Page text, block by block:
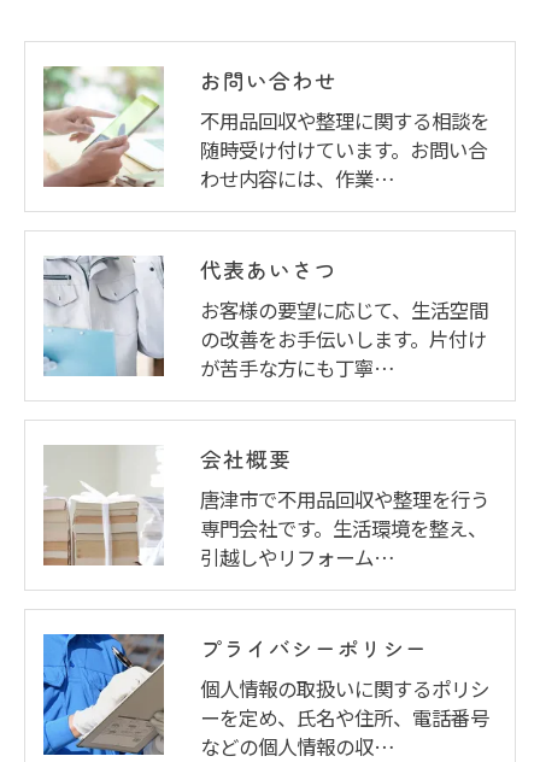
お問い合わせ
不用品回収や整理に関する相談を
随時受け付けています。お問い合
わせ内容には、作業…
代表あいさつ
お客様の要望に応じて、生活空間
の改善をお手伝いします。片付け
が苦手な方にも丁寧…
会社概要
唐津市で不用品回収や整理を行う
専門会社です。生活環境を整え、
引越しやリフォーム…
プライバシーポリシー
個人情報の取扱いに関するポリシ
ーを定め、氏名や住所、電話番号
などの個人情報の収…